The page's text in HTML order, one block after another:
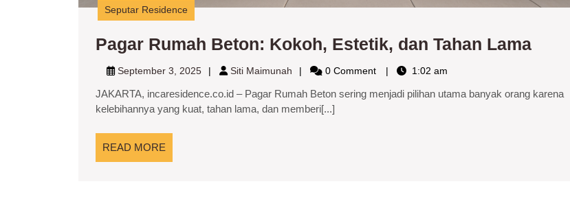
Seputar Residence
Pagar Rumah Beton: Kokoh, Estetik, dan Tahan LamaPagar
September 3, 2025September
2025
Siti Maimunah Siti
0 Comment 1:02 am
JAKARTA, incaresidence.co.id – Pagar Rumah Beton sering menjadi pilihan utama banyak orang karena
kelebihannya yang kuat, tahan lama, dan memberi[...]
READ MORE
MORE